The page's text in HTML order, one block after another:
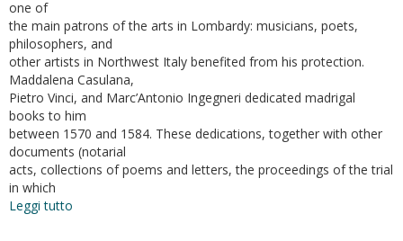
one of
the main patrons of the arts in Lombardy: musicians, poets,
philosophers, and
other artists in Northwest Italy benefited from his protection.
Maddalena Casulana,
Pietro Vinci, and Marc’Antonio Ingegneri dedicated madrigal
books to him
between 1570 and 1584. These dedications, together with other
documents (notarial
acts, collections of poems and letters, the proceedings of the trial
in which
Leggi tutto